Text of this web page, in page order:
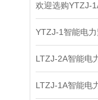
欢迎选购YTZJ-
YTZJ-1智能电
LTZJ-2A智能电
LTZJ-1A智能电